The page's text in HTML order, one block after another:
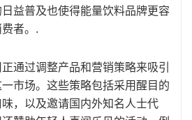
益普及也使得能量饮料品牌更容
者。.
通过调整产品和营销策略来吸引
市场。这些策略包括采用醒目的
，以及邀请国内外知名人士代